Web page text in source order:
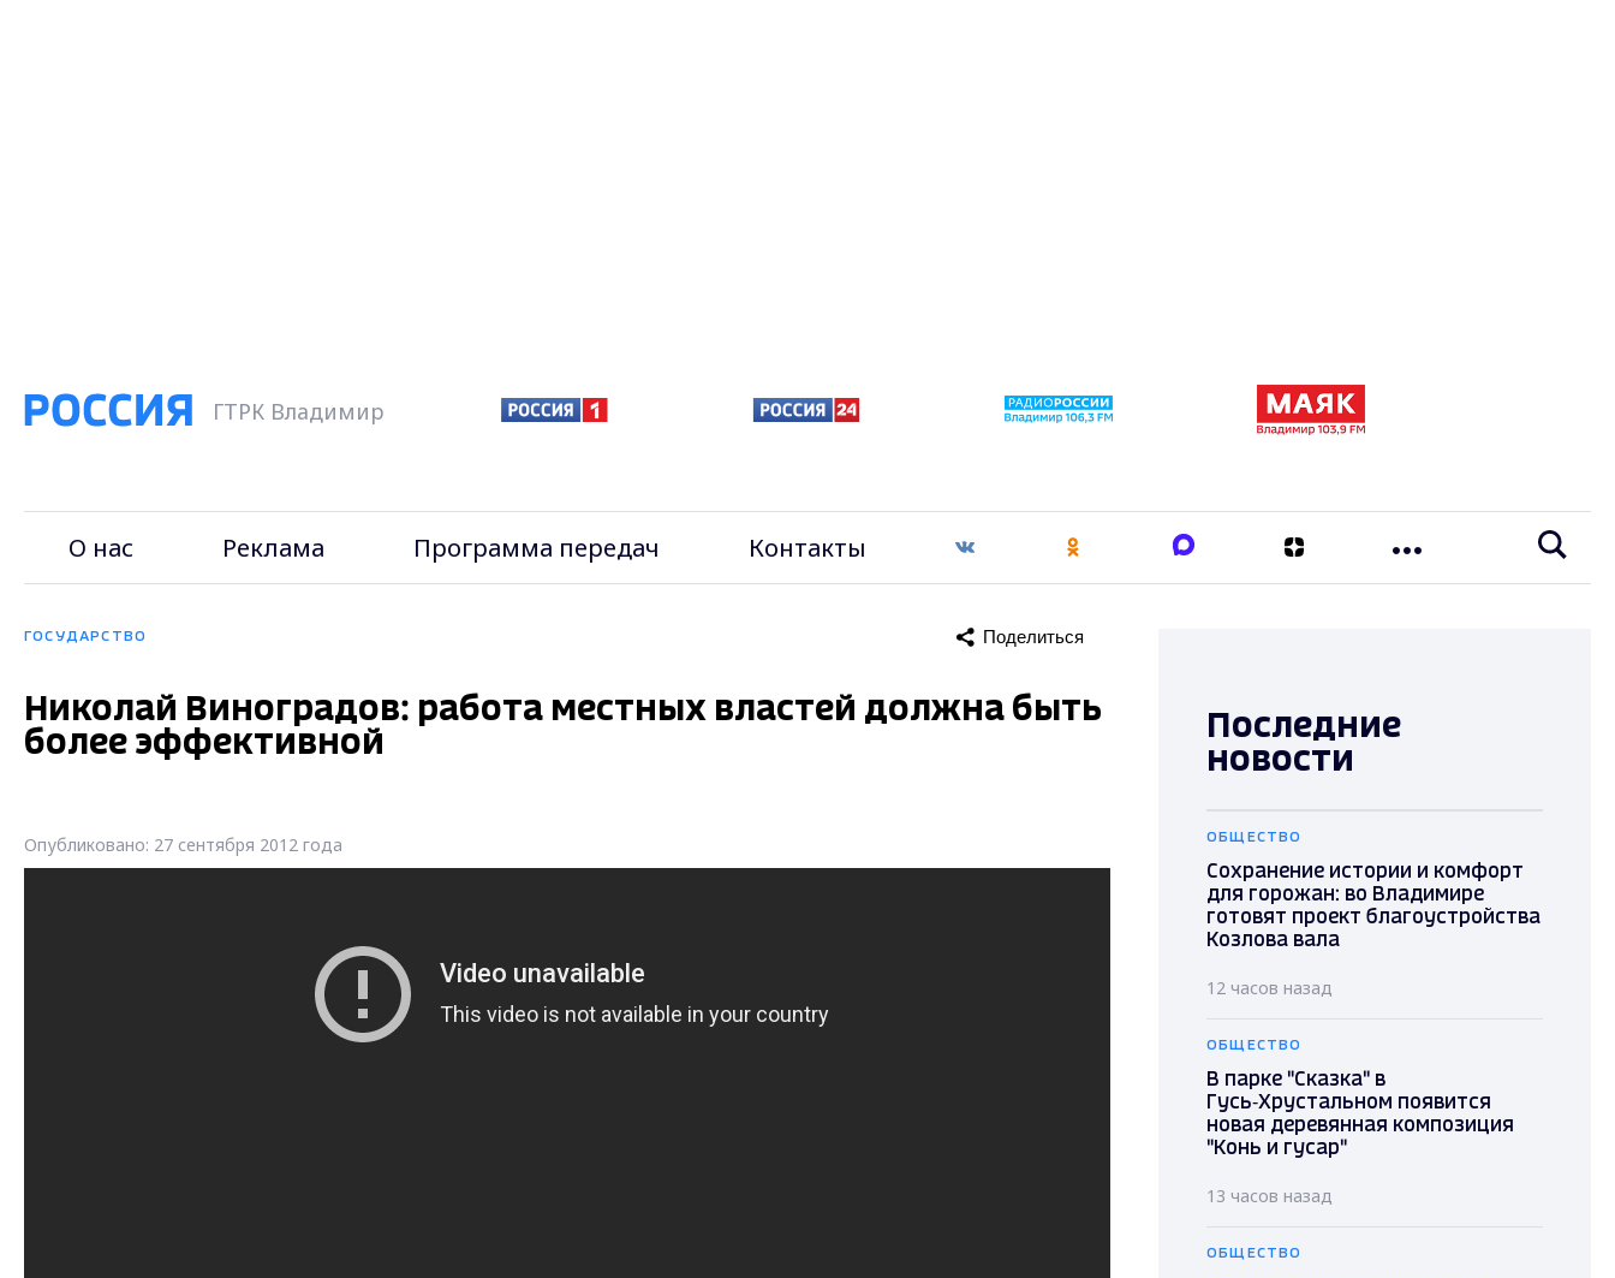
ГТРК Владимир
О нас Реклама Программа передач Контакты
ГОСУДАРСТВО Поделиться
Николай Виноградов: работа местных властей должна быть
более эффективной
Опубликовано: 27 сентября 2012 года
Последние
новости
ОБЩЕСТВО
Сохранение истории и комфорт
для горожан: во Владимире
готовят проект благоустройства
Козлова вала
12 часов назад
ОБЩЕСТВО
В парке "Сказка" в
Гусь‑Хрустальном появится
новая деревянная композиция
"Конь и гусар"
13 часов назад
ОБЩЕСТВО